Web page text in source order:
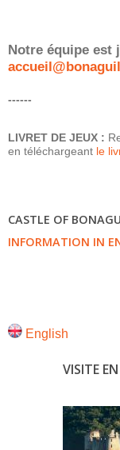
Notre équipe
------
LIVRET DE JEUX :
en téléchargeant le
CASTLE OF
INFORMATION IN
English
VISITE